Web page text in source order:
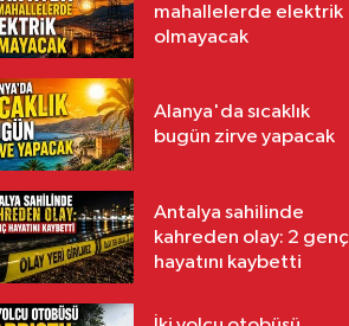
mahallelerde elektrik
olmayacak
Alanya'da sıcaklık
bugün zirve yapacak
Antalya sahilinde
kahreden olay: 2 genç
hayatını kaybetti